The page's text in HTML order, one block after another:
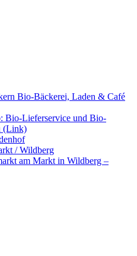
Bio-Bäckerei, Laden & Café
Bio-Lieferservice und Bio-
(Link)
/ Wildberg
am Markt in Wildberg –